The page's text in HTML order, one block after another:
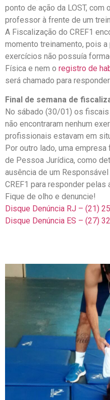
ponto de ação da LOST, com
professor à frente de um
A Fiscalização do CREF1
momento treinamento, pois
exercícios não possuía
Física e nem o registro de
será chamado para
Final de semana de
No sábado (30/01) os
não encontraram nenhum
profissionais estavam em
Por outro lado, uma
de Pessoa Jurídica, como
ausência de um
CREF1 para responder pelas
Fique de olho e denuncie!
Disque Denúncia RJ – (21)
Disque Denúncia ES – (27)